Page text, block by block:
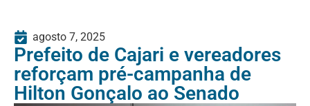
agosto 7, 2025
Prefeito de Cajari e vereadores
reforçam pré-campanha de
Hilton Gonçalo ao Senado